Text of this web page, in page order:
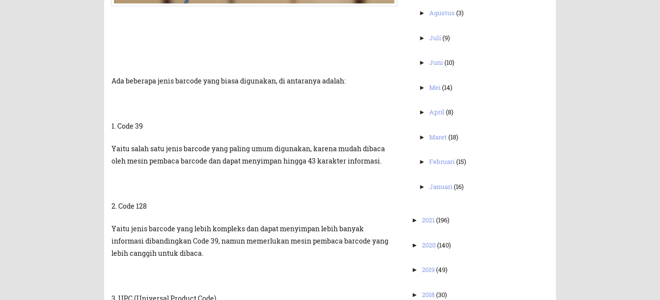
Ada beberapa jenis barcode yang biasa digunakan, di antaranya adalah:
1. Code 39
Yaitu salah satu jenis barcode yang paling umum digunakan, karena mudah dibaca
oleh mesin pembaca barcode dan dapat menyimpan hingga 43 karakter informasi.
2. Code 128
Yaitu jenis barcode yang lebih kompleks dan dapat menyimpan lebih banyak
informasi dibandingkan Code 39, namun memerlukan mesin pembaca barcode yang
lebih canggih untuk dibaca.
►Agustus(3)
►Juli(9)
►Juni(10)
►Mei(14)
►April(8)
►Maret(18)
►Februari(15)
►Januari(16)
► 2021(196)
► 2020(140)
► 2019(49)
► 2018(30)